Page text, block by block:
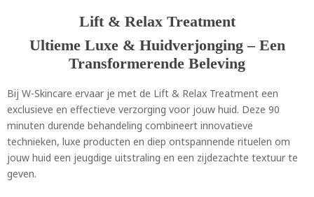
Lift & Relax Treatment
Ultieme Luxe & Huidverjonging – Een
Transformerende Beleving
Bij W-Skincare ervaar je met de Lift & Relax Treatment een
exclusieve en effectieve verzorging voor jouw huid. Deze 90
minuten durende behandeling combineert innovatieve
technieken, luxe producten en diep ontspannende rituelen om
jouw huid een jeugdige uitstraling en een zijdezachte textuur te
geven.